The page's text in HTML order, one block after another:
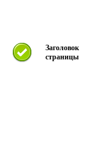
Заголовок
страницы